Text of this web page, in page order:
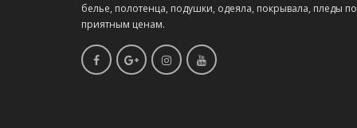
белье, полотенца, подушки, одеяла, покрывала, пледы по
приятным ценам.